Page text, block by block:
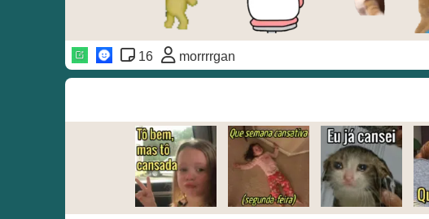
16 morrrrgan